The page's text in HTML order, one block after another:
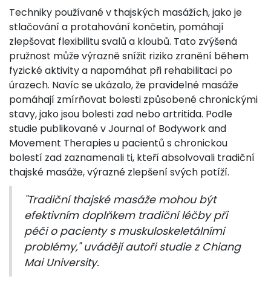
Techniky používané v thajských masážích, jako je
stlačování a protahování končetin, pomáhají
zlepšovat flexibilitu svalů a kloubů. Tato zvýšená
pružnost může výrazně snížit riziko zranění během
fyzické aktivity a napomáhat při rehabilitaci po
úrazech. Navíc se ukázalo, že pravidelné masáže
pomáhají zmírňovat bolesti způsobené chronickými
stavy, jako jsou bolesti zad nebo artritida. Podle
studie publikované v Journal of Bodywork and
Movement Therapies u pacientů s chronickou
bolestí zad zaznamenali ti, kteří absolvovali tradiční
thajské masáže, výrazné zlepšení svých potíží.
"Tradiční thajské masáže mohou být
efektivním doplňkem tradiční léčby při
péči o pacienty s muskuloskeletálními
problémy," uvádějí autoři studie z Chiang
Mai University.